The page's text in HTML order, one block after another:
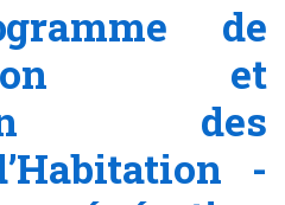
de
et
des
-